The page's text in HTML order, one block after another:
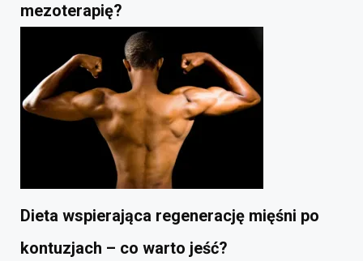
mezoterapię?
Dieta wspierająca regenerację mięśni po
kontuzjach – co warto jeść?